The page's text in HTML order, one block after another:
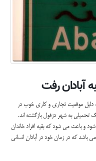
آبادان رفت
دلیل موقعیت تجاری و کاری خوب در
تحمیلی به شهر دزفول بازگشته اند.
و باعث می شود که بقیه افراد خاندان
باشد که در زمان خود در آبادان انسانی